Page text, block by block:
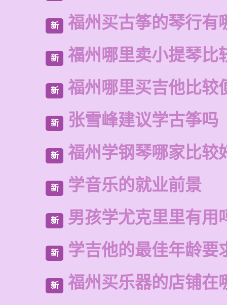
新 福州买古筝的琴行有
新 福州哪里卖小提琴比
新 福州哪里买吉他比较
新 张雪峰建议学古筝吗
新 福州学钢琴哪家比较
新 学音乐的就业前景
新 男孩学尤克里里有用
新 学吉他的最佳年龄要
新 福州买乐器的店铺在